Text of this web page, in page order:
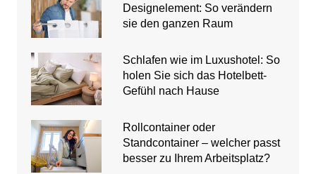
Designelement: So verändern
sie den ganzen Raum
Schlafen wie im Luxushotel: So
holen Sie sich das Hotelbett-
Gefühl nach Hause
Rollcontainer oder
Standcontainer – welcher passt
besser zu Ihrem Arbeitsplatz?